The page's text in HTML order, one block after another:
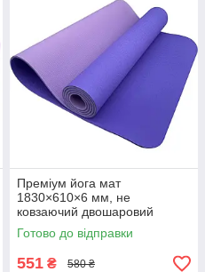
Преміум йога мат
1830×610×6 мм, не
ковзаючий двошаровий
килимок для фітнесу, TPE-
ТС, блакитний верх/бузковий
низ
Готово до відправки
551 ₴ 580 ₴